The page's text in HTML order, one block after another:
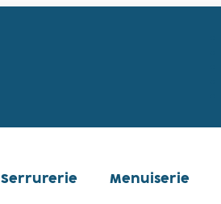
Serrurerie Menuiserie